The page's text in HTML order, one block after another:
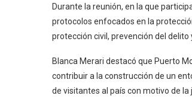
Durante la reunión, en la que
protocolos enfocados en la
protección civil, prevención del delito
Blanca Merari destacó que Puerto
contribuir a la construcción de un
de visitantes al país con motivo de la